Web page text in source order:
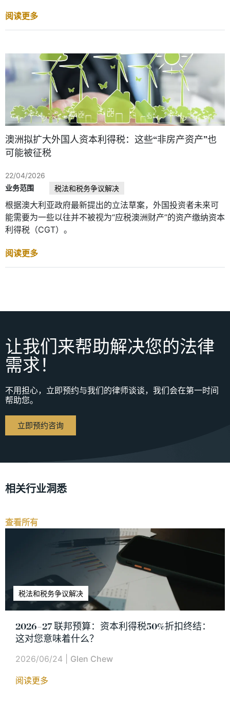
阅读更多
澳洲拟扩大外国人资本利得税：这些“非房产资产”也
可能被征税
22/04/2026
业务范围
税法和税务争议解决
根据澳大利亚政府最新提出的立法草案，外国投资者未来可
能需要为一些以往并不被视为“应税澳洲财产”的资产缴纳资本
利得税（CGT）。
阅读更多
让我们来帮助解决您的法律
需求！
不用担心，立即预约与我们的律师谈谈，我们会在第一时间
帮助您。
立即预约咨询
相关行业洞悉
查看所有
税法和税务争议解决
2026–27 联邦预算：资本利得税50%折扣终结：
这对您意味着什么？
2026/06/24 Glen Chew
阅读更多